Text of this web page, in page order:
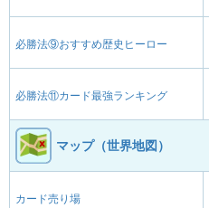
必勝法⑨おすすめ歴史ヒーロー
必勝法⑪カード最強ランキング
マップ（世界地図）
カード売り場